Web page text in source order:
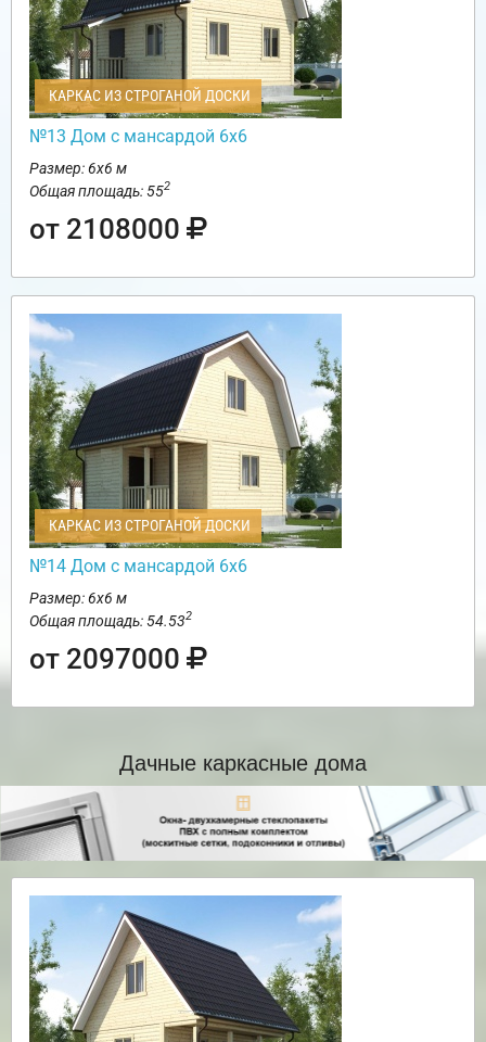
КАРКАС ИЗ СТРОГАНОЙ ДОСКИ
№13 Дом с мансардой 6х6
Размер: 6х6 м
Общая площадь: 552
от 2108000
КАРКАС ИЗ СТРОГАНОЙ ДОСКИ
№14 Дом с мансардой 6х6
Размер: 6х6 м
Общая площадь: 54.532
от 2097000
Дачные каркасные дома